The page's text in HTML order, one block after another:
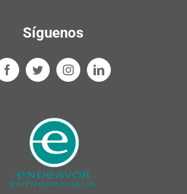
Síguenos